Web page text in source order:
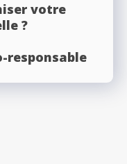
votre
?
responsable